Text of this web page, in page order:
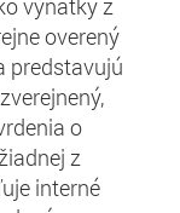
výňatky z
overený
predstavujú
o
z
interné